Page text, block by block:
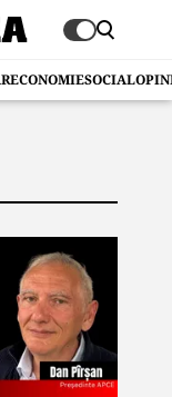
ECONOMIESOCIAL